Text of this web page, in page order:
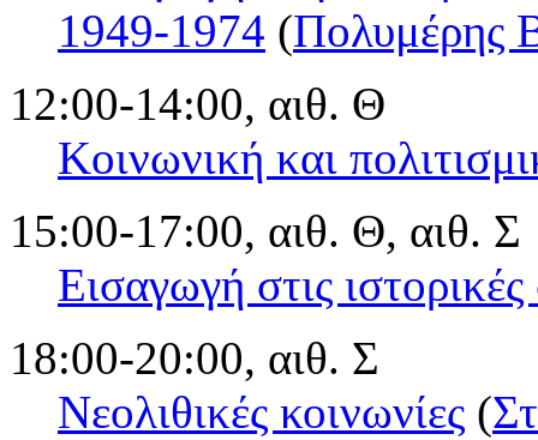
1949-1974 (Πολυμέρης
12:00-14:00, αιθ. Θ
Κοινωνική και
15:00-17:00, αιθ. Θ, αιθ. Σ
Εισαγωγή στις
18:00-20:00, αιθ. Σ
Νεολιθικές κοινωνίες (